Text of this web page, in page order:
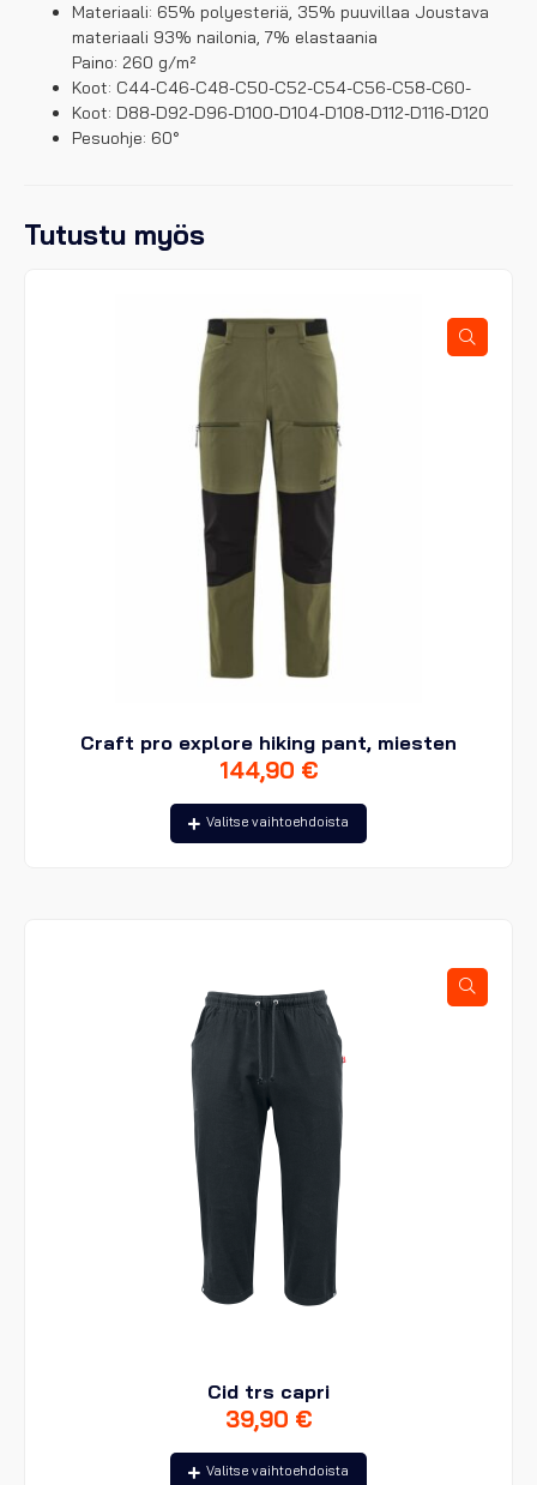
Materiaali: 65% polyesteriä, 35% puuvillaa Joustava
materiaali 93% nailonia, 7% elastaania
Paino: 260 g/m²
Koot: C44-C46-C48-C50-C52-C54-C56-C58-C60-
Koot: D88-D92-D96-D100-D104-D108-D112-D116-D120
Pesuohje: 60°
Tutustu myös
Craft pro explore hiking pant, miesten
144,90 €
Valitse vaihtoehdoista
Tällä
tuotteella
Cid trs capri
39,90 €
Valitse vaihtoehdoista
Tällä